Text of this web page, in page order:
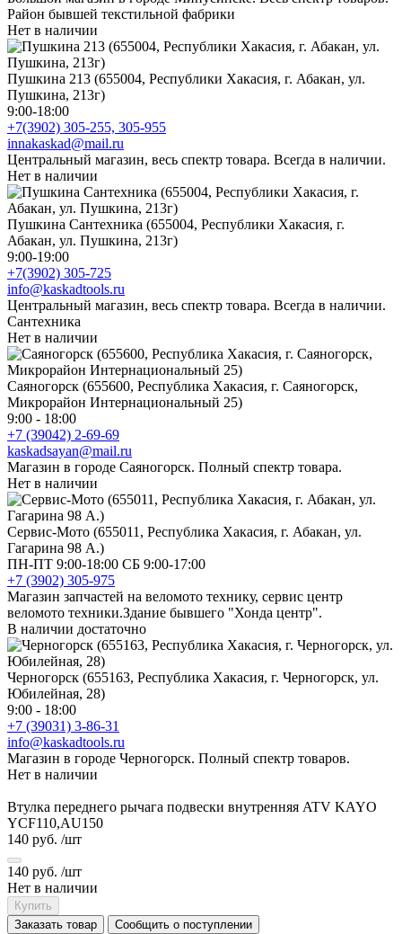
Район бывшей текстильной фабрики
Нет в наличии
Пушкина 213 (655004, Республики Хакасия, г. Абакан, ул.
Пушкина, 213г)
9:00-18:00
+7(3902) 305-255, 305-955
innakaskad@mail.ru
Центральный магазин, весь спектр товара. Всегда в наличии.
Нет в наличии
Пушкина Сантехника (655004, Республики Хакасия, г.
Абакан, ул. Пушкина, 213г)
9:00-19:00
+7(3902) 305-725
info@kaskadtools.ru
Центральный магазин, весь спектр товара. Всегда в наличии.
Сантехника
Нет в наличии
Саяногорск (655600, Республика Хакасия, г. Саяногорск,
Микрорайон Интернациональный 25)
9:00 - 18:00
+7 (39042) 2-69-69
kaskadsayan@mail.ru
Магазин в городе Саяногорск. Полный спектр товара.
Нет в наличии
Сервис-Мото (655011, Республика Хакасия, г. Абакан, ул.
Гагарина 98 А.)
ПН-ПТ 9:00-18:00 СБ 9:00-17:00
+7 (3902) 305-975
Магазин запчастей на веломото технику, сервис центр
веломото техники.Здание бывшего "Хонда центр".
В наличии достаточно
Черногорск (655163, Республика Хакасия, г. Черногорск, ул.
Юбилейная, 28)
9:00 - 18:00
+7 (39031) 3-86-31
info@kaskadtools.ru
Магазин в городе Черногорск. Полный спектр товаров.
Нет в наличии
Втулка переднего рычага подвески внутренняя ATV KAYO
YCF110,AU150
140 руб. /шт
140 руб. /шт
Нет в наличии
Купить
Заказать товар
Сообщить о поступлении